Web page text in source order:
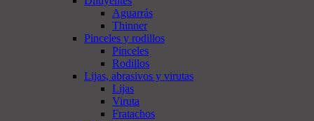
Aguarrás
Thinner
Pinceles y rodillos
Pinceles
Rodillos
Lijas, abrasivos y virutas
Lijas
Viruta
Fratachos